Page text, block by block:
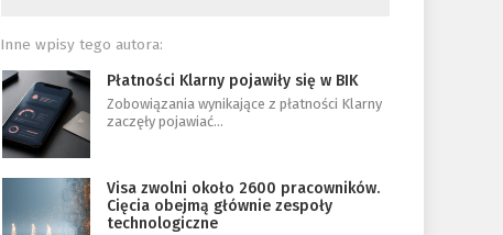
Inne wpisy tego autora:
Płatności Klarny pojawiły się w BIK
Zobowiązania wynikające z płatności Klarny
zaczęły pojawiać…
Visa zwolni około 2600 pracowników.
Cięcia obejmą głównie zespoły
technologiczne